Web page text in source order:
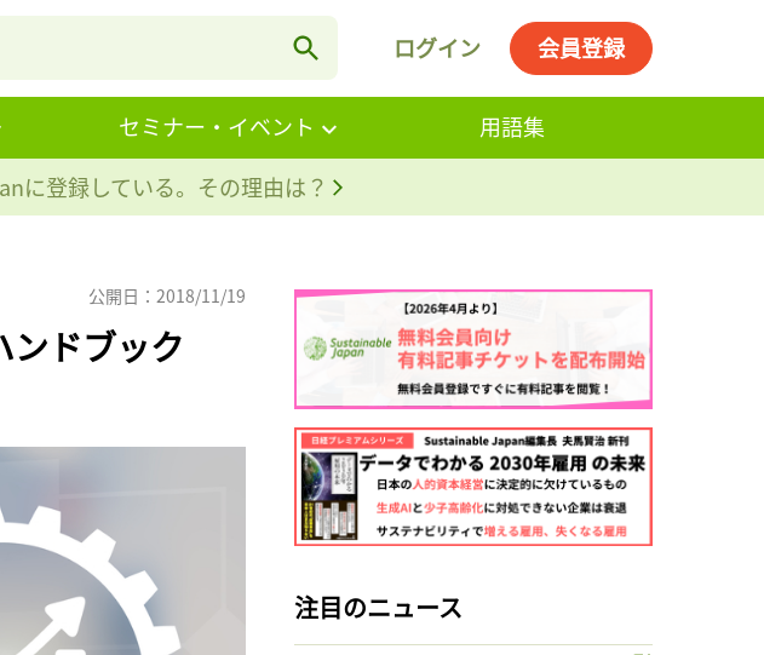
ログイン 会員登録
セミナー・イベント
用語集
に登録している。その理由は？
公開日：2018/11/19
ンドブック
注目のニュース